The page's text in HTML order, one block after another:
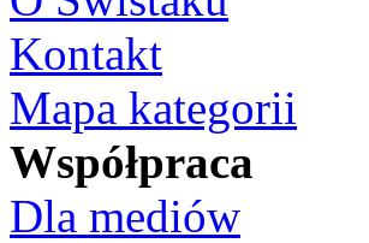
Kontakt
Mapa kategorii
Współpraca
Dla mediów